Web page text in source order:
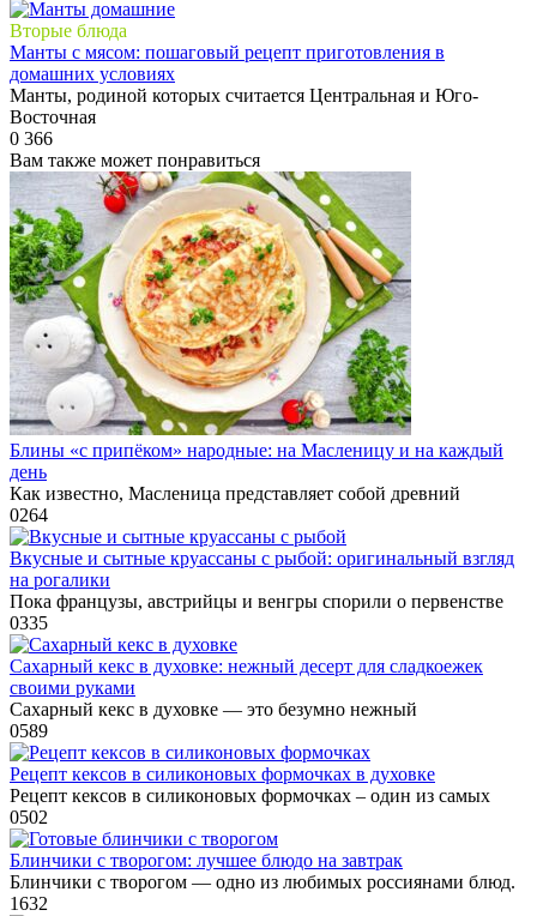
Вторые блюда
Манты с мясом: пошаговый рецепт приготовления в
домашних условиях
Манты, родиной которых считается Центральная и Юго-
Восточная
0 366
Вам также может понравиться
Блины «с припёком» народные: на Масленицу и на каждый
день
Как известно, Масленица представляет собой древний
0264
Вкусные и сытные круассаны с рыбой: оригинальный взгляд
на рогалики
Пока французы, австрийцы и венгры спорили о первенстве
0335
Сахарный кекс в духовке: нежный десерт для сладкоежек
своими руками
Сахарный кекс в духовке — это безумно нежный
0589
Рецепт кексов в силиконовых формочках в духовке
Рецепт кексов в силиконовых формочках – один из самых
0502
Блинчики с творогом: лучшее блюдо на завтрак
Блинчики с творогом — одно из любимых россиянами блюд.
1632